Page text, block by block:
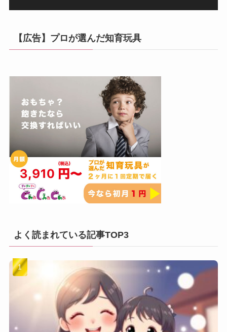
【広告】プロが選んだ知育玩具
よく読まれている記事TOP3